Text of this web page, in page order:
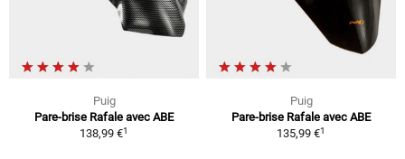
Puig
Pare-brise Rafale avec ABE
138,99 €1
Puig
Pare-brise Rafale avec ABE
135,99 €1